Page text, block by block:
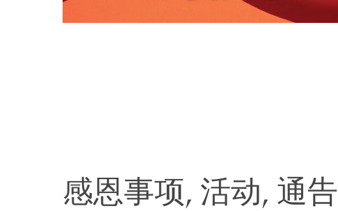
感恩事项, 活动, 通告